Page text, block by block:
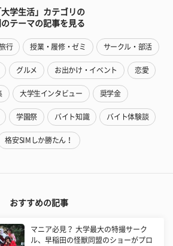
大学生活」カテゴリの
のテーマの記事を見る
行 授業・履修・ゼミ サークル・部活
グルメ お出かけ・イベント 恋愛
大学生インタビュー 奨学金
学園祭 バイト知識 バイト体験談
格安SIMしか勝たん！
おすすめの記事
マニア必見？ 大学最大の特撮サーク
ル、早稲田の怪獣同盟のショーがプロ